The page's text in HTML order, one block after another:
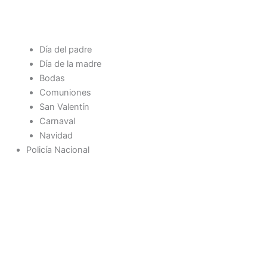
Día del padre
Día de la madre
Bodas
Comuniones
San Valentín
Carnaval
Navidad
Policía Nacional